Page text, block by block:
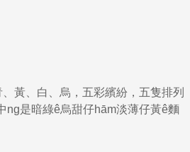
黃、白、烏，五彩繽紛，五隻排列
ng是暗綠ê烏甜仔hām淡薄仔黃ê麵